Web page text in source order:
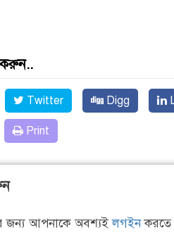
করুন..
Twitter Digg
Print
জন্য আপনাকে অবশ্যইলগইনকরতে